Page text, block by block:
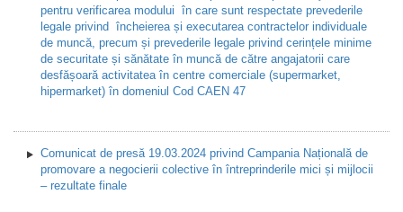
pentru verificarea modului în care sunt respectate prevederile
legale privind încheierea și executarea contractelor individuale
de muncă, precum și prevederile legale privind cerințele minime
de securitate și sănătate în muncă de către angajatorii care
desfășoară activitatea în centre comerciale (supermarket,
hipermarket) în domeniul Cod CAEN 47
Comunicat de presă 19.03.2024 privind Campania Națională de
promovare a negocierii colective în întreprinderile mici și mijlocii
– rezultate finale